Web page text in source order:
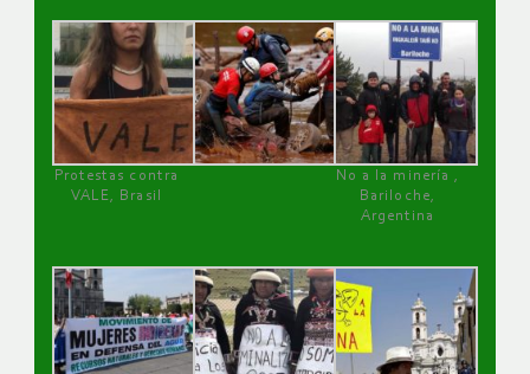
Protestas contra
VALE, Brasil
No a la minería ,
Bariloche,
Argentina